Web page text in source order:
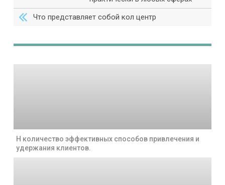
Что представляет собой кол центр
Н количество эффективных способов привлечения и
удержания клиентов.